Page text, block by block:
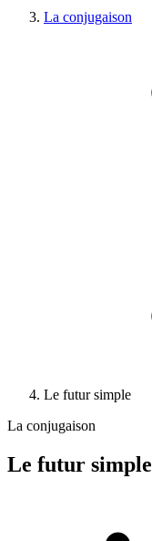
La conjugaison
Le futur simple
La conjugaison
Le futur simple